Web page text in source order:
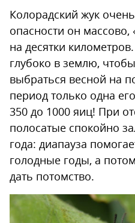
Колорадский жук
опасности он массово,
на десятки
глубоко в землю,
выбраться весной на
период только одна
350 до 1000 яиц! При
полосатые спокойно
года: диапауза
голодные годы, а
дать потомство.